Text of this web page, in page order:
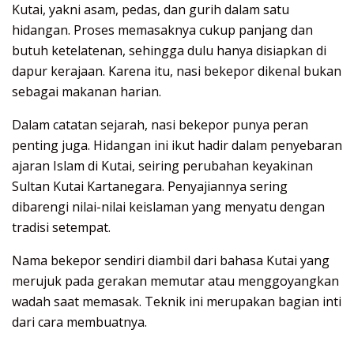
Kutai, yakni asam, pedas, dan gurih dalam satu
hidangan. Proses memasaknya cukup panjang dan
butuh ketelatenan, sehingga dulu hanya disiapkan di
dapur kerajaan. Karena itu, nasi bekepor dikenal bukan
sebagai makanan harian.
Dalam catatan sejarah, nasi bekepor punya peran
penting juga. Hidangan ini ikut hadir dalam penyebaran
ajaran Islam di Kutai, seiring perubahan keyakinan
Sultan Kutai Kartanegara. Penyajiannya sering
dibarengi nilai-nilai keislaman yang menyatu dengan
tradisi setempat.
Nama bekepor sendiri diambil dari bahasa Kutai yang
merujuk pada gerakan memutar atau menggoyangkan
wadah saat memasak. Teknik ini merupakan bagian inti
dari cara membuatnya.